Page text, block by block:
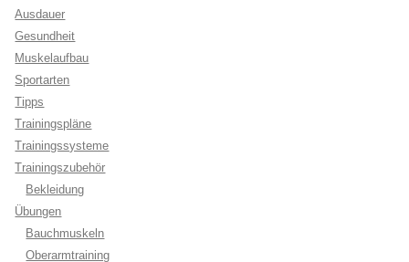
Ausdauer
Gesundheit
Muskelaufbau
Sportarten
Tipps
Trainingspläne
Trainingssysteme
Trainingszubehör
Bekleidung
Übungen
Bauchmuskeln
Oberarmtraining